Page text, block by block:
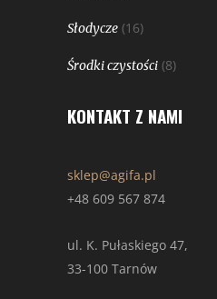
Słodycze (16)
Środki czystości (8)
KONTAKT Z NAMI
sklep@agifa.pl
+48 609 567 874
ul. K. Pułaskiego 47,
33-100 Tarnów